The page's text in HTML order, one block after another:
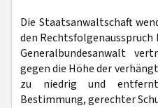
Die Staatsanwaltschaft
den
Generalbundesanwalt
gegen die Höhe der
zu niedrig und
Bestimmung, gerechter